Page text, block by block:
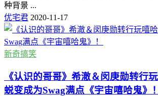
种背景 ...
优宅君 2020-11-17
新奇搞笑
《认识的哥哥》希澈＆闵庚勋转行
蜕变成为Swag满点《宇宙嘻哈鬼》！